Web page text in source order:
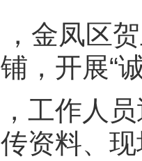
凤区贺
，开展“
作人员
资料、